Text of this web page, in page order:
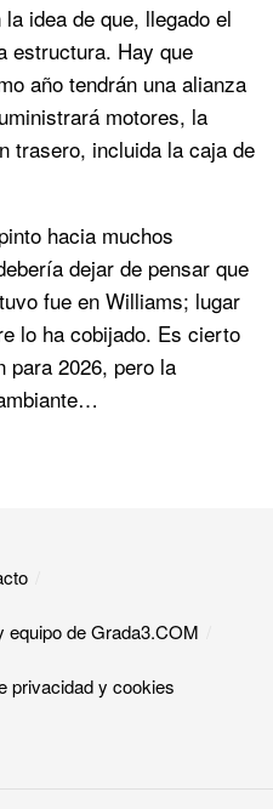
idea de que, llegado el
estructura. Hay que
año tendrán una alianza
motores, la
trasero, incluida la caja de
hacia muchos
dejar de pensar que
fue en Williams; lugar
lo ha cobijado. Es cierto
para 2026, pero la
de Grada3.COM
privacidad y cookies​